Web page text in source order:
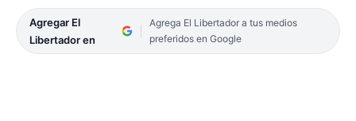
Agregar El
Libertador en
Agrega El Libertador a tus medios
preferidos en Google